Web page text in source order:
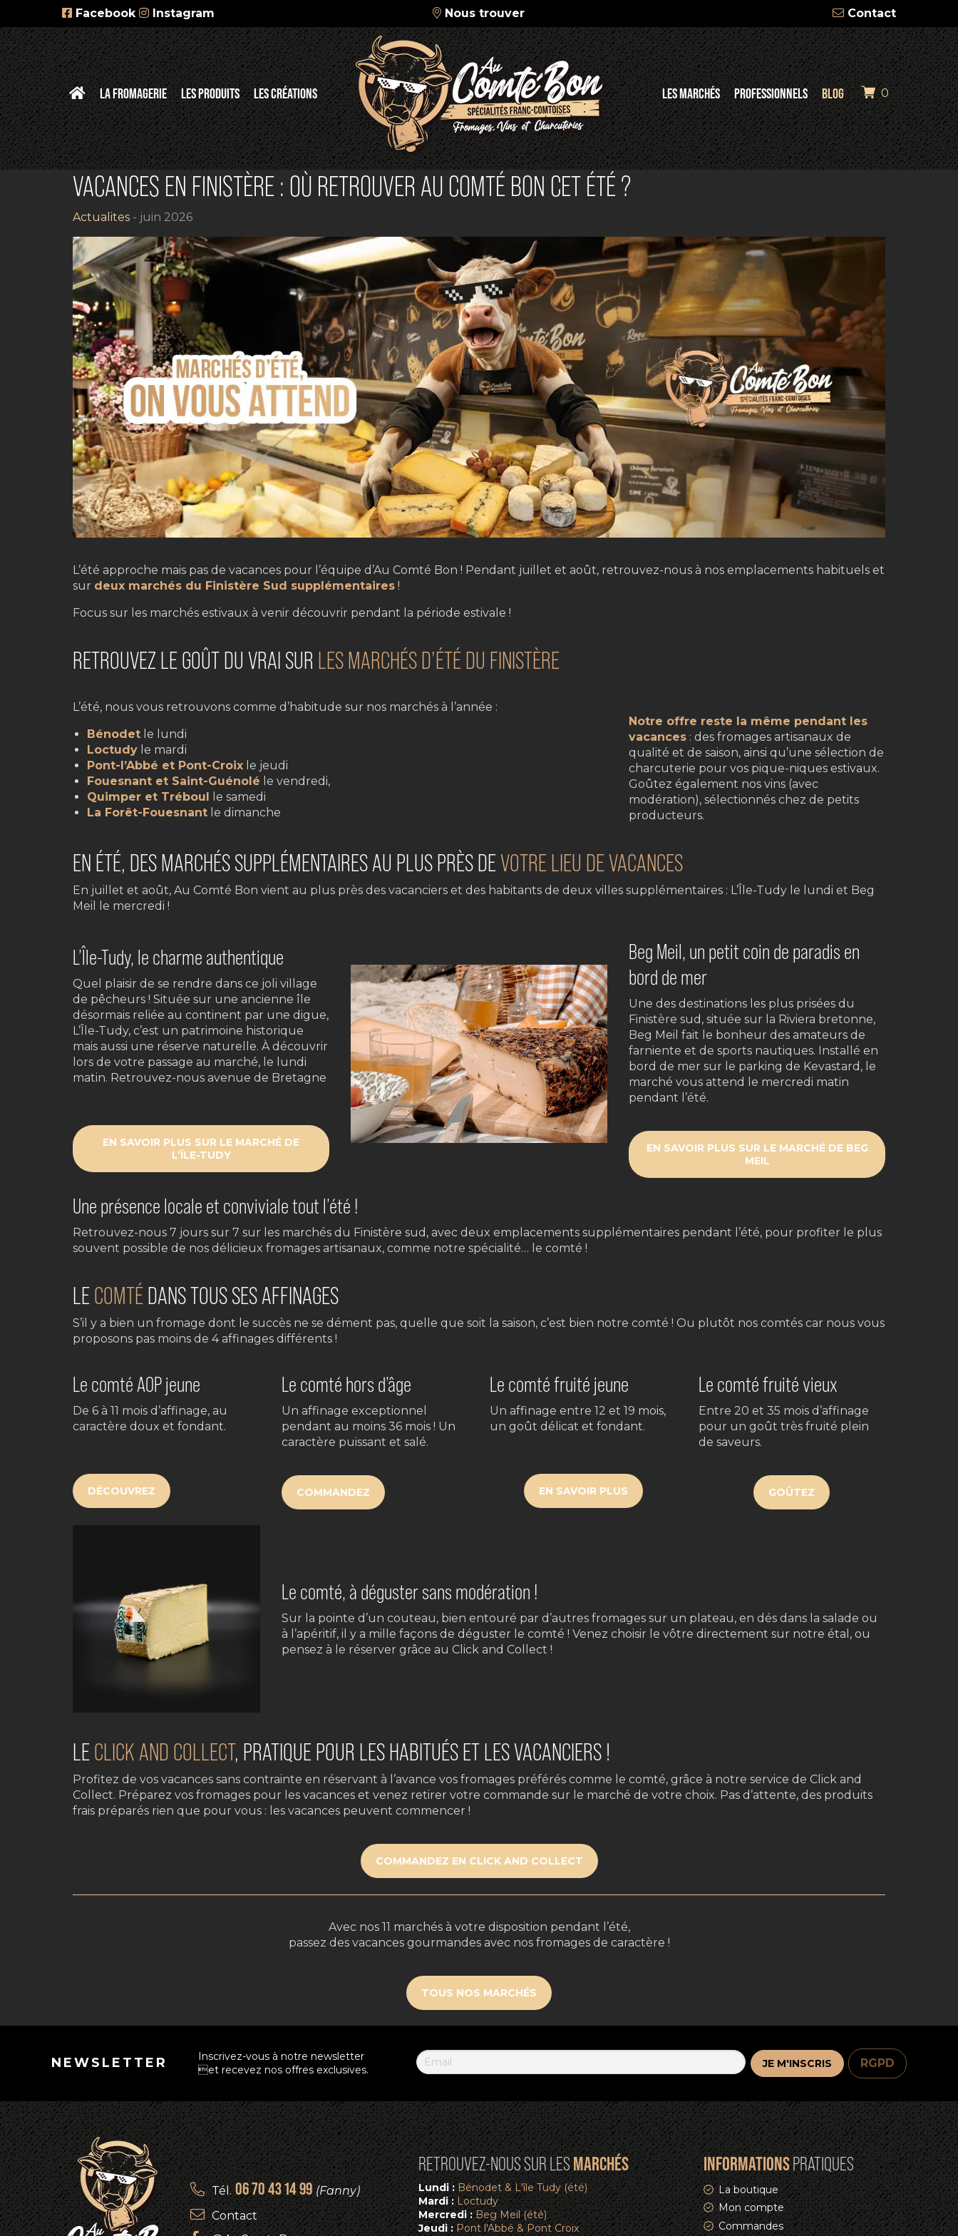
Facebook Instagram Nous trouver Contact
LA FROMAGERIE LES PRODUITS LES CRÉATIONS LES MARCHÉS PROFESSIONNELS BLOG 0
VACANCES EN FINISTÈRE : OÙ RETROUVER AU COMTÉ BON CET ÉTÉ ?
Actualites - juin 2026
L’été approche mais pas de vacances pour l’équipe d’Au Comté Bon ! Pendant juillet et août, retrouvez-nous à nos emplacements habituels et
sur deux marchés du Finistère Sud supplémentaires !
Focus sur les marchés estivaux à venir découvrir pendant la période estivale !
RETROUVEZ LE GOÛT DU VRAI SUR LES MARCHÉS D’ÉTÉ DU FINISTÈRE
L’été, nous vous retrouvons comme d’habitude sur nos marchés à l’année :
Bénodet le lundi
Loctudy le mardi
Pont-l’Abbé et Pont-Croix le jeudi
Fouesnant et Saint-Guénolé le vendredi,
Quimper et Tréboul le samedi
La Forêt-Fouesnant le dimanche
Notre offre reste la même pendant les
vacances : des fromages artisanaux de
qualité et de saison, ainsi qu’une sélection de
charcuterie pour vos pique-niques estivaux.
Goûtez également nos vins (avec
modération), sélectionnés chez de petits
producteurs.
EN ÉTÉ, DES MARCHÉS SUPPLÉMENTAIRES AU PLUS PRÈS DEVOTRE LIEU DE VACANCES
En juillet et août, Au Comté Bon vient au plus près des vacanciers et des habitants de deux villes supplémentaires : L’Île-Tudy le lundi et Beg
Meil le mercredi !
L’Île-Tudy, le charme authentique
Quel plaisir de se rendre dans ce joli village
de pêcheurs ! Située sur une ancienne île
désormais reliée au continent par une digue,
L’Île-Tudy, c’est un patrimoine historique
mais aussi une réserve naturelle. À découvrir
lors de votre passage au marché, le lundi
matin. Retrouvez-nous avenue de Bretagne
EN SAVOIR PLUS SUR LE MARCHÉ DE
L’ÎLE-TUDY
Beg Meil, un petit coin de paradis en
bord de mer
Une des destinations les plus prisées du
Finistère sud, située sur la Riviera bretonne,
Beg Meil fait le bonheur des amateurs de
farniente et de sports nautiques. Installé en
bord de mer sur le parking de Kevastard, le
marché vous attend le mercredi matin
pendant l’été.
EN SAVOIR PLUS SUR LE MARCHÉ DE BEG
MEIL
Une présence locale et conviviale tout l’été !
Retrouvez-nous 7 jours sur 7 sur les marchés du Finistère sud, avec deux emplacements supplémentaires pendant l’été, pour profiter le plus
souvent possible de nos délicieux fromages artisanaux, comme notre spécialité… le comté !
LECOMTÉDANS TOUS SES AFFINAGES
S’il y a bien un fromage dont le succès ne se dément pas, quelle que soit la saison, c’est bien notre comté ! Ou plutôt nos comtés car nous vous
proposons pas moins de 4 affinages différents !
Le comté AOP jeune
De 6 à 11 mois d’affinage, au
caractère doux et fondant.
DÉCOUVREZ
Le comté hors d’âge
Un affinage exceptionnel
pendant au moins 36 mois ! Un
caractère puissant et salé.
COMMANDEZ
Le comté fruité jeune
Un affinage entre 12 et 19 mois,
un goût délicat et fondant.
EN SAVOIR PLUS
Le comté fruité vieux
Entre 20 et 35 mois d’affinage
pour un goût très fruité plein
de saveurs.
GOÛTEZ
Le comté, à déguster sans modération !
Sur la pointe d’un couteau, bien entouré par d’autres fromages sur un plateau, en dés dans la salade ou
à l’apéritif, il y a mille façons de déguster le comté ! Venez choisir le vôtre directement sur notre étal, ou
pensez à le réserver grâce au Click and Collect !
LECLICK AND COLLECT, PRATIQUE POUR LES HABITUÉS ET LES VACANCIERS !
Profitez de vos vacances sans contrainte en réservant à l’avance vos fromages préférés comme le comté, grâce à notre service de Click and
Collect. Préparez vos fromages pour les vacances et venez retirer votre commande sur le marché de votre choix. Pas d’attente, des produits
frais préparés rien que pour vous : les vacances peuvent commencer !
COMMANDEZ EN CLICK AND COLLECT
Avec nos 11 marchés à votre disposition pendant l’été,
passez des vacances gourmandes avec nos fromages de caractère !
TOUS NOS MARCHÉS
NEWSLETTER
Inscrivez-vous à notre newsletter
et recevez nos offres exclusives.
RGPD
Tél. 06 70 43 14 99 (Fanny)
Contact
RETROUVEZ-NOUS SUR LESMARCHÉS
Lundi :Bénodet & L'île Tudy (été)
Mardi :Loctudy
Mercredi :Beg Meil (été)
Jeudi :Pont l'Abbé & Pont Croix
INFORMATIONSPRATIQUES
La boutique
Mon compte
Commandes